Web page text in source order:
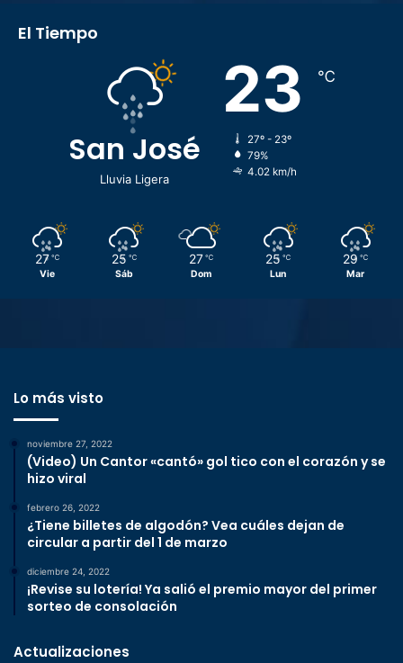
El Tiempo
San José
Lluvia Ligera
23 ℃
27º - 23º
79%
4.02 km/h
27 ℃
Vie
25 ℃
Sáb
27 ℃
Dom
25 ℃
Lun
29 ℃
Mar
Lo más visto
noviembre 27, 2022
(Video) Un Cantor «cantó» gol tico con el corazón y se
hizo viral
febrero 26, 2022
¿Tiene billetes de algodón? Vea cuáles dejan de
circular a partir del 1 de marzo
diciembre 24, 2022
¡Revise su lotería! Ya salió el premio mayor del primer
sorteo de consolación
Actualizaciones